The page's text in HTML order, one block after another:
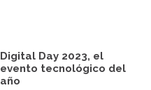
Digital Day 2023, el
evento tecnológico del
año